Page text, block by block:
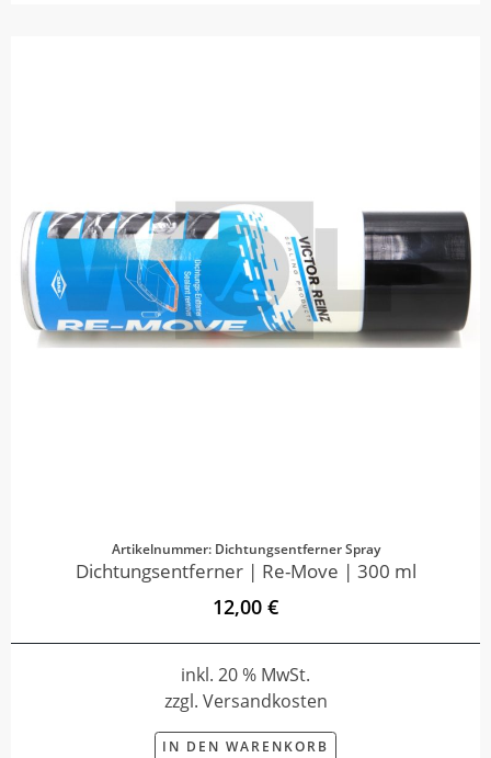
Artikelnummer: Dichtungsentferner Spray
Dichtungsentferner | Re-Move | 300 ml
12,00 €
inkl. 20 % MwSt.
zzgl. Versandkosten
IN DEN WARENKORB